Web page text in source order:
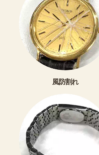
風防割れ